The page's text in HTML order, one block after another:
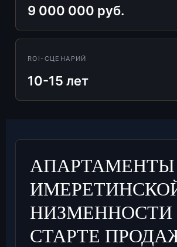
9 000 000 руб.
ROI-СЦЕНАРИЙ
10-15 лет
АПАРТАМЕНТЫ
НИЗМЕННОСТИ
СТАРТЕ